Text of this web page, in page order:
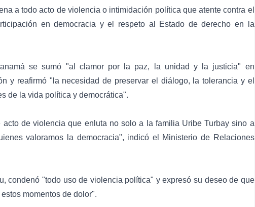
a todo acto de violencia o intimidación política que atente contra el
en democracia y el respeto al Estado de derecho en la
se sumó "al clamor por la paz, la unidad y la justicia" en
y reafirmó "la necesidad de preservar el diálogo, la tolerancia y el
de la vida política y democrática".
acto de violencia que enluta no solo a la familia Uribe Turbay sino a
valoramos la democracia", indicó el Ministerio de Relaciones
condenó "todo uso de violencia política" y expresó su deseo de que
momentos de dolor".